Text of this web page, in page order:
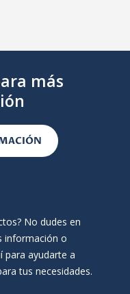
más
No dudes en
información o
para ayudarte a
tus necesidades.